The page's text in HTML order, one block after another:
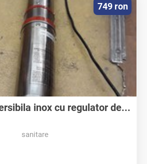
inox cu regulator de...
sanitare
749 ron